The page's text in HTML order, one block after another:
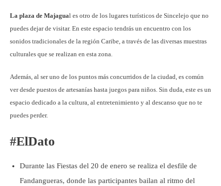
La plaza de Majagual es otro de los lugares turísticos de Sincelejo que no
puedes dejar de visitar. En este espacio tendrás un encuentro con los
sonidos tradicionales de la región Caribe, a través de las diversas muestras
culturales que se realizan en esta zona.
Además, al ser uno de los puntos más concurridos de la ciudad, es común
ver desde puestos de artesanías hasta juegos para niños. Sin duda, este es un
espacio dedicado a la cultura, al entretenimiento y al descanso que no te
puedes perder.
#ElDato
Durante las Fiestas del 20 de enero se realiza el desfile de
Fandangueras, donde las participantes bailan al ritmo del